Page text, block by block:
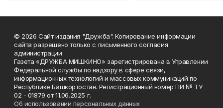
© 2026 Сайт издания "Дружба". Копирование информации
сайта разрешено только с письменного согласия
администрации
Газета «ДРУЖБА МИШКИНО» зарегистрирована в Управлении
Федеральной службы по надзору в сфере связи,
информационных технологий и массовых коммуникаций по
Республике Башкортостан. Регистрационный номер ПИ № ТУ
02 - 01879 от 11.06.2025 г.
Об использовании персональных данных